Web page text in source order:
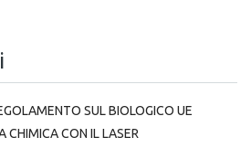
SUL BIOLOGICO UE
CHIMICA CON IL LASER